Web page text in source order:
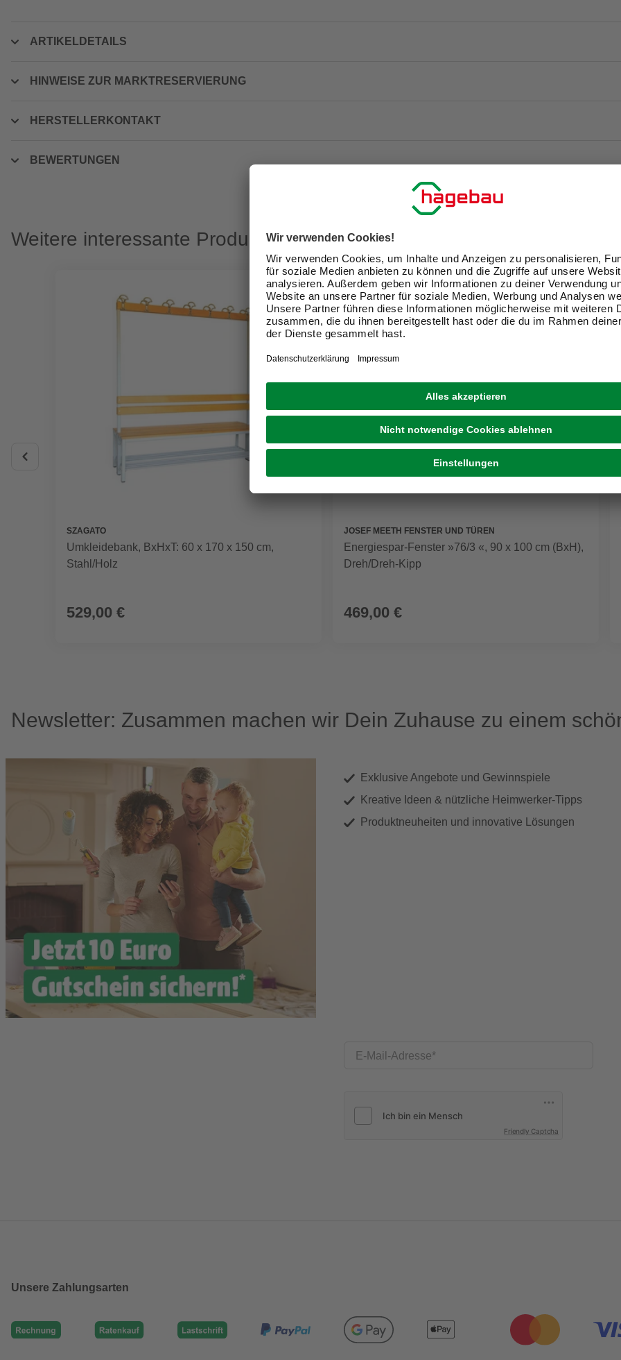
ARTIKELDETAILS
HINWEISE ZUR MARKTRESERVIERUNG
HERSTELLERKONTAKT
BEWERTUNGEN
Weitere interessante Produkte
SZAGATO
Umkleidebank, BxHxT: 60 x 170 x 150 cm,
Stahl/Holz
529,00 €
JOSEF MEETH FENSTER UND TÜREN
Energiespar-Fenster »76/3 «, 90 x 100 cm (BxH),
Dreh/Dreh-Kipp
469,00 €
Newsletter: Zusammen machen wir Dein Zuhause zu einem
Exklusive Angebote und Gewinnspiele
Kreative Ideen & nützliche Heimwerker-Tipps
Produktneuheiten und innovative Lösungen
E-Mail-Adresse
Friendly Captcha
Unsere Zahlungsarten